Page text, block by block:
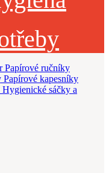
Papírové ručníky
Papírové kapesníky
Hygienické sáčky a